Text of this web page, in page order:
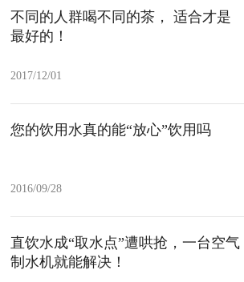
不同的人群喝不同的茶， 适合才是
最好的！
2017/12/01
您的饮用水真的能“放心”饮用吗
2016/09/28
直饮水成“取水点”遭哄抢，一台空气
制水机就能解决！